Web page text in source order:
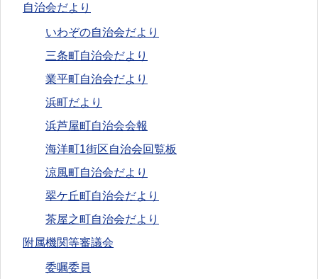
自治会だより
いわぞの自治会だより
三条町自治会だより
業平町自治会だより
浜町だより
浜芦屋町自治会会報
海洋町1街区自治会回覧板
涼風町自治会だより
翠ケ丘町自治会だより
茶屋之町自治会だより
附属機関等審議会
委嘱委員